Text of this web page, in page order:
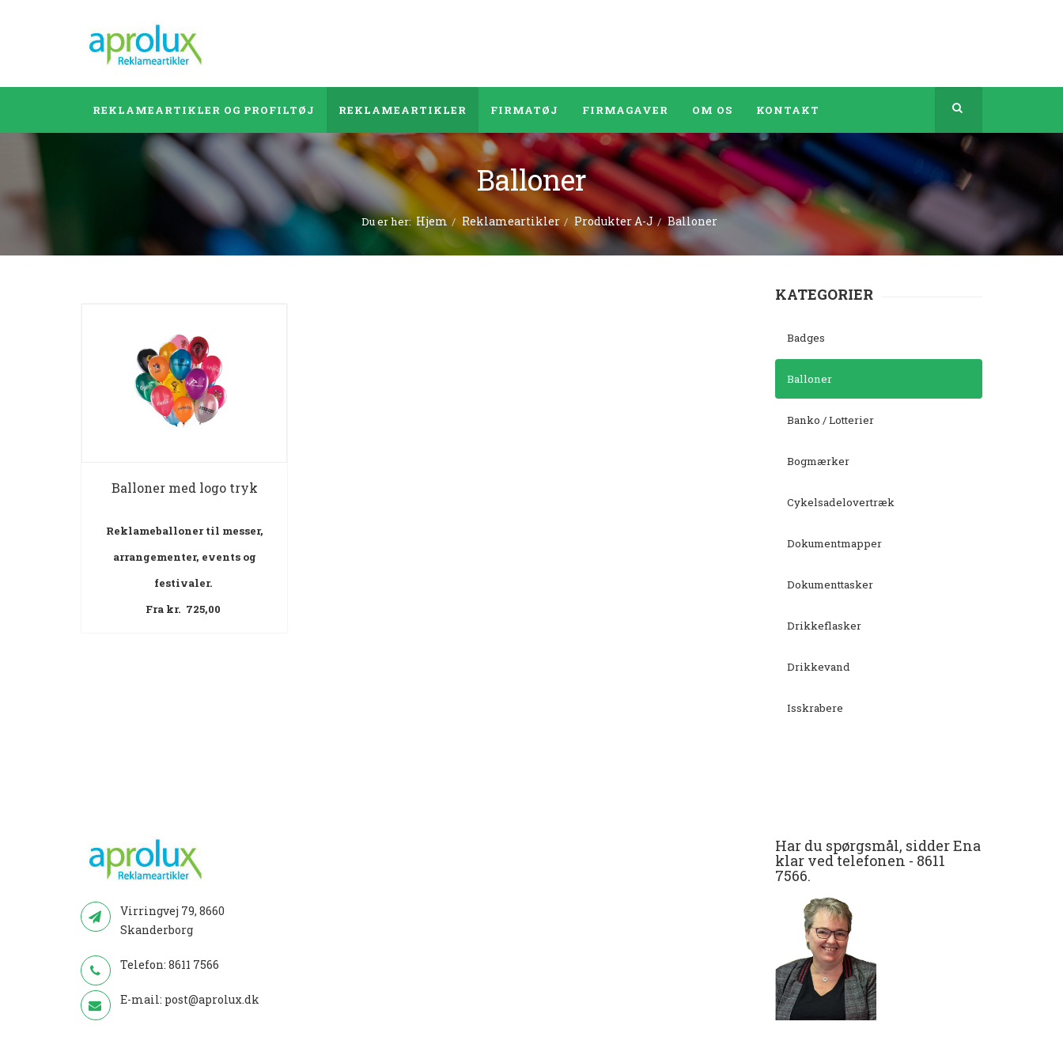
REKLAMEARTIKLER OG PROFILTØJ REKLAMEARTIKLER FIRMATØJ FIRMAGAVER OM OS KONTAKT
Balloner
Du er her:Hjem Reklameartikler Produkter A-J Balloner
Balloner med logo tryk
Reklameballoner til messer,
arrangementer, events og
festivaler.
Fra kr. 725,00
KATEGORIER
Badges
Balloner
Banko / Lotterier
Bogmærker
Cykelsadelovertræk
Dokumentmapper
Dokumenttasker
Drikkeflasker
Drikkevand
Isskrabere
Virringvej 79, 8660
Skanderborg
Telefon: 8611 7566
E-mail: post@aprolux.dk
Har du spørgsmål, sidder Ena
klar ved telefonen - 8611
7566.